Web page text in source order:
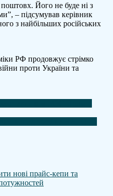
Його не буде ні з
– підсумував керівник
з найбільших російських
РФ продовжує стрімко
проти України та